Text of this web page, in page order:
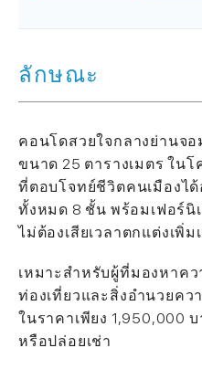
ลักษณะ
คอนโดสวยใจกลางย่านจ
ขนาด 25 ตารางเมตร ในโ
ที่ตอบโจทย์ชีวิตคนเมืองไ
ทั้งหมด 8 ชั้น พร้อมเฟอร์นิ
ไม่ต้องเสียเวลาตกแต่งเพิ่ม
เหมาะสำหรับผู้ที่มองหาค
ท่องเที่ยวและสิ่งอำนวยค
ในราคาเพียง 1,950,000
หรือปล่อยเช่า